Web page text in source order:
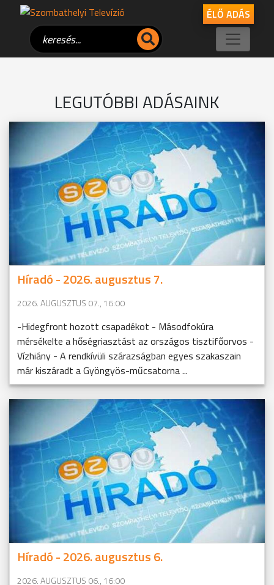
ÉLŐ ADÁS
LEGUTÓBBI ADÁSAINK
Híradó - 2026. augusztus 7.
2026. AUGUSZTUS 07., 16:00
-Hidegfront hozott csapadékot - Másodfokúra
mérsékelte a hőségriasztást az országos tisztifőorvos -
Vízhiány - A rendkívüli szárazságban egyes szakaszain
már kiszáradt a Gyöngyös-műcsatorna ...
Híradó - 2026. augusztus 6.
2026. AUGUSZTUS 06., 16:00